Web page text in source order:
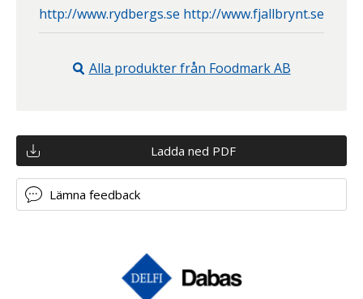
http://www.rydbergs.se http://www.fjallbrynt.se
Alla produkter från Foodmark AB
Ladda ned PDF
Lämna feedback